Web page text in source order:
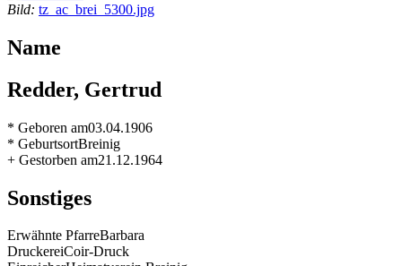
Bild: tz_ac_brei_5300.jpg
Name
Redder, Gertrud
* Geboren am03.04.1906
* GeburtsortBreinig
+ Gestorben am21.12.1964
Sonstiges
Erwähnte PfarreBarbara
DruckereiCoir-Druck